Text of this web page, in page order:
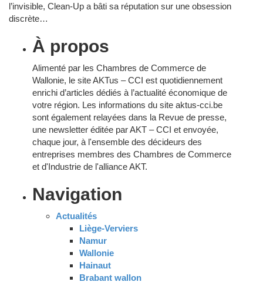
l’invisible, Clean-Up a bâti sa réputation sur une obsession
discrète…
À propos
Alimenté par les Chambres de Commerce de
Wallonie, le site AKTus – CCI est quotidiennement
enrichi d’articles dédiés à l’actualité économique de
votre région. Les informations du site aktus-cci.be
sont également relayées dans la Revue de presse,
une newsletter éditée par AKT – CCI et envoyée,
chaque jour, à l'ensemble des décideurs des
entreprises membres des Chambres de Commerce
et d'Industrie de l'alliance AKT.
Navigation
Actualités
Liège-Verviers
Namur
Wallonie
Hainaut
Brabant wallon